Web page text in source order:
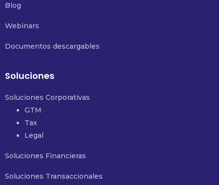
Blog
Webinars
Documentos descargables
Soluciones
Soluciones Corporativas
GTM
Tax
Legal
Soluciones Financieras
Soluciones Transaccionales